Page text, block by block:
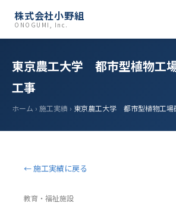
株式会社小野組
ONOGUMI, Inc.
東京農工大学 都市型植物工
工事
ホーム › 施工実績 › 東京農工大学 都市型植物工場
← 施工実績に戻る
教育・福祉施設